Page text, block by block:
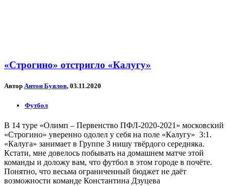
«Строгино» отстригло «Калугу»
Автор Антон Буялов, 03.11.2020
Футбол
В 14 туре «Олимп – Первенство ПФЛ-2020-2021» московский
«Строгино» уверенно одолел у себя на поле «Калугу» 3:1.
«Калуга» занимает в Группе 3 нишу твёрдого середняка.
Кстати, мне довелось побывать на домашнем матче этой
команды и доложу вам, что футбол в этом городе в почёте.
Понятно, что весьма ограниченный бюджет не даёт
возможности команде Константина Дзуцева